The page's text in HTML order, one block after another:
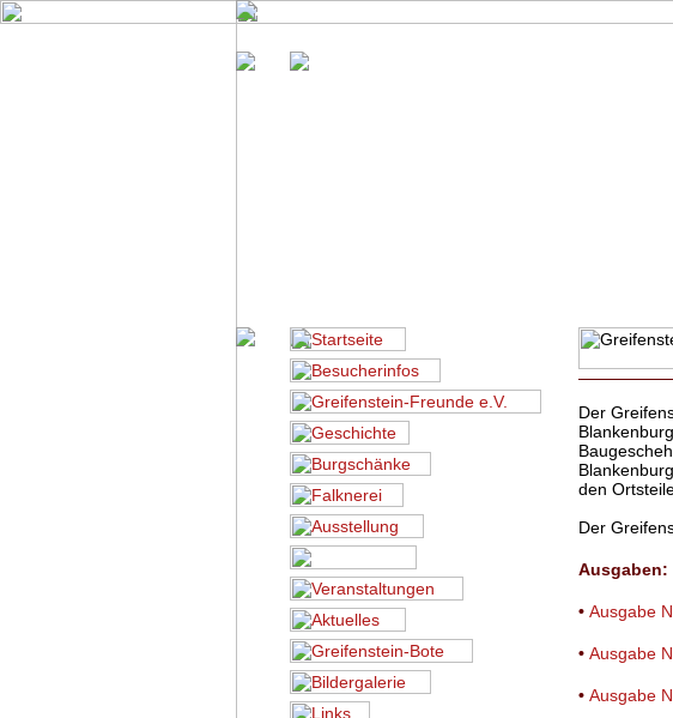
Der
den
Der
Ausgaben:
• Ausgabe
• Ausgabe
• Ausgabe